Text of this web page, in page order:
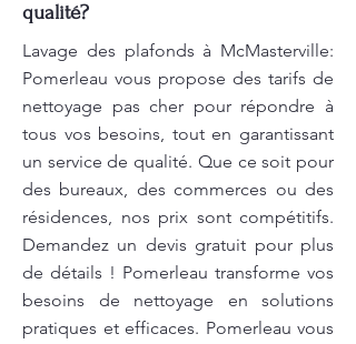
qualité?
Lavage des plafonds à McMasterville:
Pomerleau vous propose des tarifs de
nettoyage pas cher pour répondre à
tous vos besoins, tout en garantissant
un service de qualité. Que ce soit pour
des bureaux, des commerces ou des
résidences, nos prix sont compétitifs.
Demandez un devis gratuit pour plus
de détails ! Pomerleau transforme vos
besoins de nettoyage en solutions
pratiques et efficaces. Pomerleau vous